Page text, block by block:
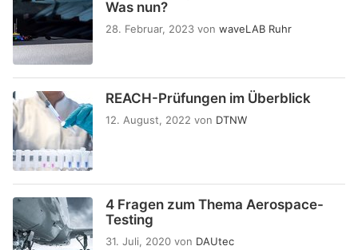
Was nun?
28. Februar, 2023 von waveLAB Ruhr
REACH-Prüfungen im Überblick
12. August, 2022 von DTNW
4 Fragen zum Thema Aerospace-
Testing
31. Juli, 2020 von DAUtec